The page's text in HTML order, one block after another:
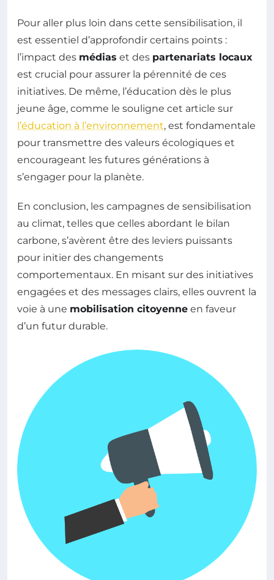
Pour aller plus loin dans cette sensibilisation, il
est essentiel d’approfondir certains points :
l’impact des médias et des partenariats locaux
est crucial pour assurer la pérennité de ces
initiatives. De même, l’éducation dès le plus
jeune âge, comme le souligne cet article sur
l’éducation à l’environnement, est fondamentale
pour transmettre des valeurs écologiques et
encourageant les futures générations à
s’engager pour la planète.
En conclusion, les campagnes de sensibilisation
au climat, telles que celles abordant le bilan
carbone, s’avèrent être des leviers puissants
pour initier des changements
comportementaux. En misant sur des initiatives
engagées et des messages clairs, elles ouvrent la
voie à une mobilisation citoyenne en faveur
d’un futur durable.